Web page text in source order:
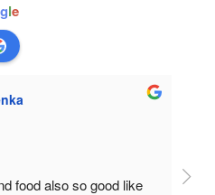
gle
food also so good like
So